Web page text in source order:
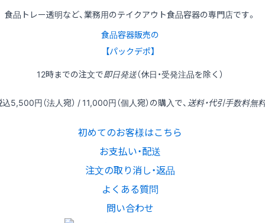
食品トレー透明など、業務用のテイクアウト食品容器の専門店です。
食品容器販売の
【パックデポ】
12時までの注文で即日発送（休日・受発注品を除く）
込5,500円（法人宛） / 11,000円（個人宛）の購入で、 送料・代引手数料無
初めてのお客様はこちら
お支払い・配送
注文の取り消し・返品
よくある質問
問い合わせ